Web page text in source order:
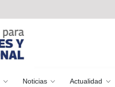
Noticias Actualidad